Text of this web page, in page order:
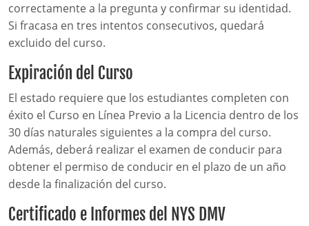
correctamente a la pregunta y confirmar su identidad.
Si fracasa en tres intentos consecutivos, quedará
excluido del curso.
Expiración del Curso
El estado requiere que los estudiantes completen con
éxito el Curso en Línea Previo a la Licencia dentro de los
30 días naturales siguientes a la compra del curso.
Además, deberá realizar el examen de conducir para
obtener el permiso de conducir en el plazo de un año
desde la finalización del curso.
Certificado e Informes del NYS DMV